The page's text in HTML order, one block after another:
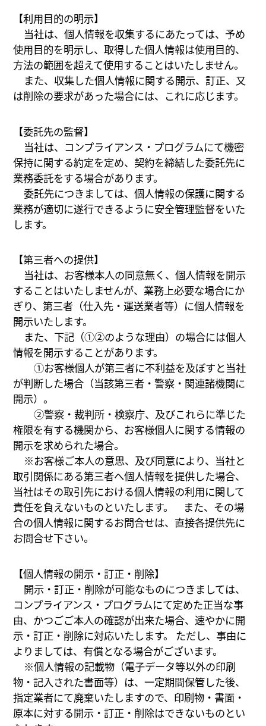
【利用目的の明示】
当社は、個人情報を収集するにあたっては、予め
使用目的を明示し、取得した個人情報は使用目的、
方法の範囲を超えて使用することはいたしません。
また、収集した個人情報に関する開示、訂正、又
は削除の要求があった場合には、これに応じます。
【委託先の監督】
当社は、コンプライアンス・プログラムにて機密
保持に関する約定を定め、契約を締結した委託先に
業務委託をする場合があります。
委託先につきましては、個人情報の保護に関する
業務が適切に遂行できるように安全管理監督をいた
します。
【第三者への提供】
当社は、お客様本人の同意無く、個人情報を開示
することはいたしませんが、業務上必要な場合にか
ぎり、第三者（仕入先・運送業者等）に個人情報を
開示いたします。
また、下記（①②のような理由）の場合には個人
情報を開示することがあります。
①お客様個人が第三者に不利益を及ぼすと当社
が判断した場合（当該第三者・警察・関連諸機関に
開示）。
②警察・裁判所・検察庁、及びこれらに準じた
権限を有する機関から、お客様個人に関する情報の
開示を求められた場合。
※お客様ご本人の意思、及び同意により、当社と
取引関係にある第三者へ個人情報を提供した場合、
当社はその取引先における個人情報の利用に関して
責任を負えないものといたします。 また、その場
合の個人情報に関するお問合せは、直接各提供先に
お問合せ下さい。
【個人情報の開示・訂正・削除】
開示・訂正・削除が可能なものにつきましては、
コンプライアンス・プログラムにて定めた正当な事
由、かつごご本人の確認が出来た場合、速やかに開
示・訂正・削除に対応いたします。 ただし、事由に
よりましては、有償となる場合がございます。
※個人情報の記載物（電子データ等以外の印刷
物・記入された書面等）は、一定期間保管した後、
指定業者にて廃棄いたしますので、印刷物・書面・
原本に対する開示・訂正・削除はできないものとい